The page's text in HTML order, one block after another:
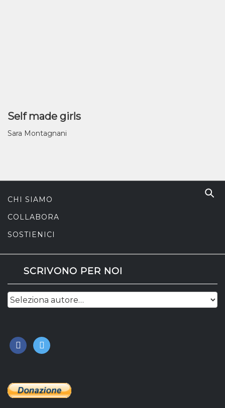
Self made girls
Sara Montagnani
CHI SIAMO
COLLABORA
SOSTIENICI
SCRIVONO PER NOI
facebook
twitter